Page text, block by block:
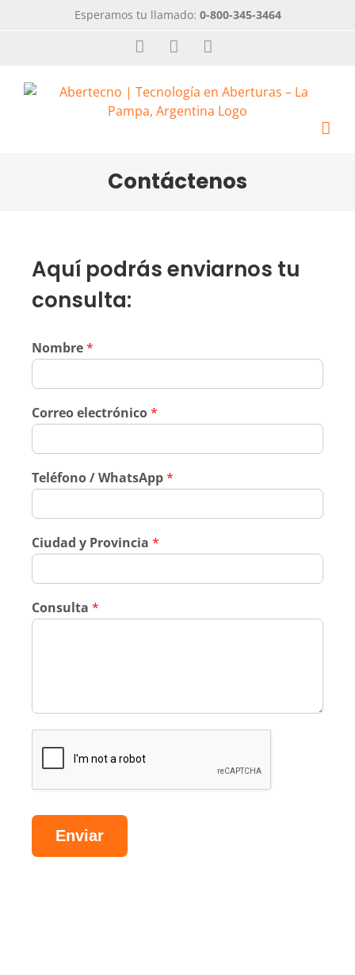
Esperamos tu llamado: 0-800-345-3464
Contáctenos
Aquí podrás enviarnos tu
consulta:
Nombre*
Correo electrónico*
Teléfono / WhatsApp*
Ciudad y Provincia *
Consulta *
Enviar